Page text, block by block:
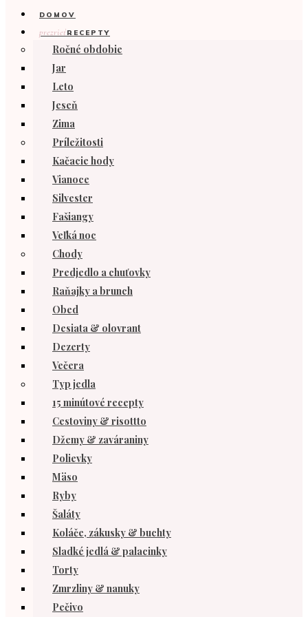
DOMOV
prezrieťRECEPTY
Ročné obdobie
Jar
Leto
Jeseň
Zima
Príležitosti
Kačacie hody
Vianoce
Silvester
Fašiangy
Veľká noc
Chody
Predjedlo a chuťovky
Raňajky a brunch
Obed
Desiata & olovrant
Dezerty
Večera
Typ jedla
15 minútové recepty
Cestoviny & risottto
Džemy & zaváraniny
Polievky
Mäso
Ryby
Šaláty
Koláče, zákusky & buchty
Sladké jedlá & palacinky
Torty
Zmrzliny & nanuky
Pečivo